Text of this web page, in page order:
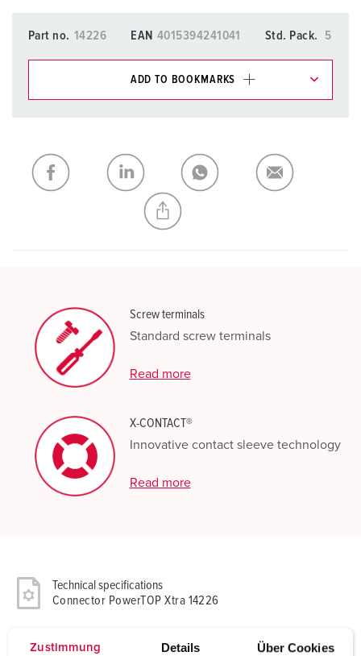
Zustimmung Details Über Cookies
Part no. 14226 EAN 4015394241041 Std. Pack. 5
ADD TO BOOKMARKS
My list ADD
CREATE A NEW LIST
Screw terminals
Standard screw terminals
Read more
X-CONTACT®
Innovative contact sleeve technology
Read more
Technical specifications
Connector PowerTOP Xtra 14226
Ampere 125 A